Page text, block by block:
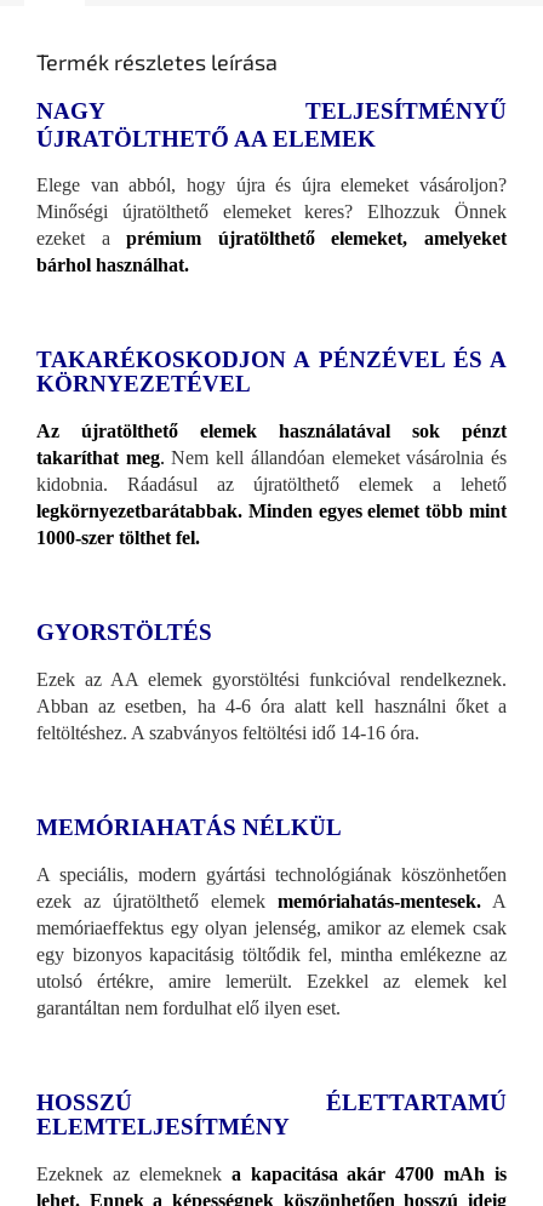
Termék részletes leírása
NAGY TELJESÍTMÉNYŰ
ÚJRATÖLTHETŐ AA ELEMEK
Elege van abból, hogy újra és újra elemeket vásároljon?
Minőségi újratölthető elemeket keres? Elhozzuk Önnek
ezeket aprémium újratölthető elemeket, amelyeket
bárhol használhat.
TAKARÉKOSKODJON A PÉNZÉVEL ÉS A
KÖRNYEZETÉVEL
Az újratölthető elemek használatával sok pénzt
takaríthat meg. Nem kell állandóan elemeket vásárolnia és
kidobnia. Ráadásul az újratölthető elemek a lehető
legkörnyezetbarátabbak. Minden egyes elemet több mint
1000-szer tölthet fel.
GYORSTÖLTÉS
Ezek az AA elemek gyorstöltési funkcióval rendelkeznek.
Abban az esetben, ha 4-6 óra alatt kell használni őket a
feltöltéshez. A szabványos feltöltési idő 14-16 óra.
MEMÓRIAHATÁS NÉLKÜL
A speciális, modern gyártási technológiának köszönhetően
ezek az újratölthető elemek memóriahatás-mentesek. A
memóriaeffektus egy olyan jelenség, amikor az elemek csak
egy bizonyos kapacitásig töltődik fel, mintha emlékezne az
utolsó értékre, amire lemerült. Ezekkel az elemek kel
garantáltan nem fordulhat elő ilyen eset.
HOSSZÚ ÉLETTARTAMÚ
ELEMTELJESÍTMÉNY
Ezeknek az elemeknek a kapacitása akár 4700 mAh is
lehet. Ennek a képességnek köszönhetően hosszú ideig